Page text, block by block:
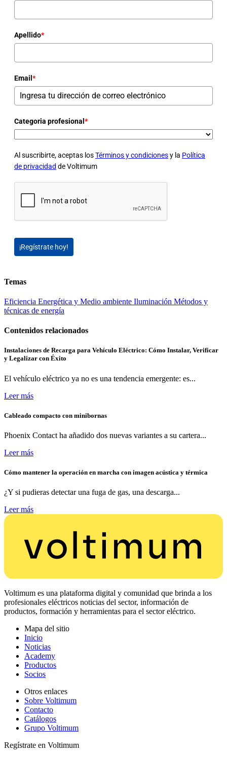
Apellido*
Email *
Categoria profesional *
Al suscribirte, aceptas losTérminos y condicionesy la Política
de privacidad de Voltimum
¡Regístrate hoy!
Temas
Eficiencia Energética y Medio ambiente Iluminación Métodos y
técnicas de energía
Contenidos relacionados
Instalaciones de Recarga para Vehículo Eléctrico: Cómo Instalar, Verificar
y Legalizar con Éxito
El vehículo eléctrico ya no es una tendencia emergente: es...
Leer más
Cableado compacto con minibornas
Phoenix Contact ha añadido dos nuevas variantes a su cartera...
Leer más
Cómo mantener la operación en marcha con imagen acústica y térmica
¿Y si pudieras detectar una fuga de gas, una descarga...
Leer más
Voltimum es una plataforma digital y comunidad que brinda a los
profesionales eléctricos noticias del sector, información de
productos, formación y herramientas para el sector eléctrico.
Mapa del sitio
Inicio
Noticias
Academy
Productos
Socios
Otros enlaces
Sobre Voltimum
Contacto
Catálogos
Grupo Voltimum
Regístrate en Voltimum